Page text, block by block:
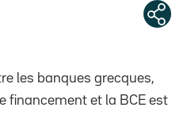
les banques grecques,
financement et la BCE est